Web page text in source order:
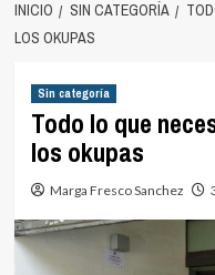
INICIO SIN CATEGORÍA
LOS OKUPAS
Sin categoría
Todo lo que
los okupas
Marga Fresco Sanchez